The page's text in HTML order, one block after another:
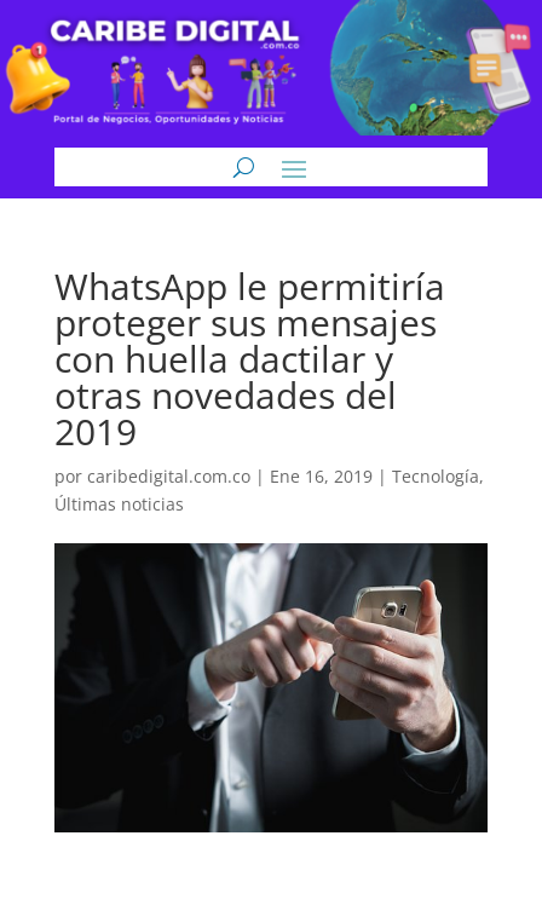
WhatsApp le permitiría
proteger sus mensajes
con huella dactilar y
otras novedades del
2019
por caribedigital.com.co| Ene 16, 2019| Tecnología,
Últimas noticias